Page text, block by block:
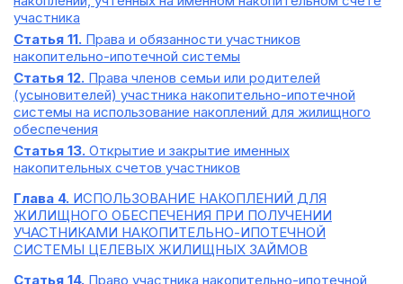
участника
Статья 11. Права и обязанности участников
накопительно-ипотечной системы
Статья 12. Права членов семьи или родителей
(усыновителей) участника накопительно-ипотечной
системы на использование накоплений для жилищного
обеспечения
Статья 13. Открытие и закрытие именных
накопительных счетов участников
Глава 4. ИСПОЛЬЗОВАНИЕ НАКОПЛЕНИЙ ДЛЯ
ЖИЛИЩНОГО ОБЕСПЕЧЕНИЯ ПРИ ПОЛУЧЕНИИ
УЧАСТНИКАМИ НАКОПИТЕЛЬНО-ИПОТЕЧНОЙ
СИСТЕМЫ ЦЕЛЕВЫХ ЖИЛИЩНЫХ ЗАЙМОВ
Статья 14. Право участника накопительно-ипотечной